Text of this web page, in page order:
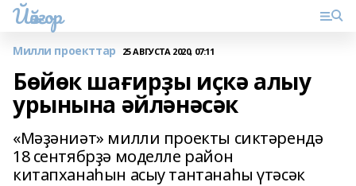
Йәйғор
Милли проекттар 25 АВГУСТА 2020, 07:11
Бөйөк шағирҙы иҫкә алыу
урынына әйләнәсәк
«Мәҙәниәт» милли проекты сиктәрендә
18 сентябрҙә моделле район
китапханаһын асыу тантанаһы үтәсәк